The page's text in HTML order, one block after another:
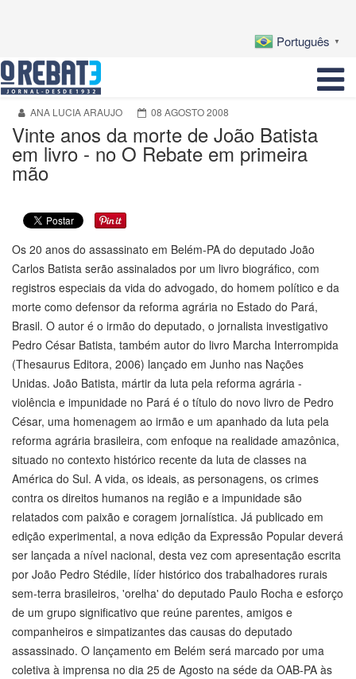
Português ▼
ANA LUCIA ARAUJO 08 AGOSTO 2008
Vinte anos da morte de João Batista
em livro - no O Rebate em primeira
mão
Os 20 anos do assassinato em Belém-PA do deputado João
Carlos Batista serão assinalados por um livro biográfico, com
registros especiais da vida do advogado, do homem político e da
morte como defensor da reforma agrária no Estado do Pará,
Brasil. O autor é o irmão do deputado, o jornalista investigativo
Pedro César Batista, também autor do livro Marcha Interrompida
(Thesaurus Editora, 2006) lançado em Junho nas Nações
Unidas. João Batista, mártir da luta pela reforma agrária -
violência e impunidade no Pará é o título do novo livro de Pedro
César, uma homenagem ao irmão e um apanhado da luta pela
reforma agrária brasileira, com enfoque na realidade amazônica,
situado no contexto histórico recente da luta de classes na
América do Sul. A vida, os ideais, as personagens, os crimes
contra os direitos humanos na região e a impunidade são
relatados com paixão e coragem jornalística. Já publicado em
edição experimental, a nova edição da Expressão Popular deverá
ser lançada a nível nacional, desta vez com apresentação escrita
por João Pedro Stédile, líder histórico dos trabalhadores rurais
sem-terra brasileiros, 'orelha' do deputado Paulo Rocha e esforço
de um grupo significativo que reúne parentes, amigos e
companheiros e simpatizantes das causas do deputado
assassinado. O lançamento em Belém será marcado por uma
coletiva à imprensa no dia 25 de Agosto na séde da OAB-PA às